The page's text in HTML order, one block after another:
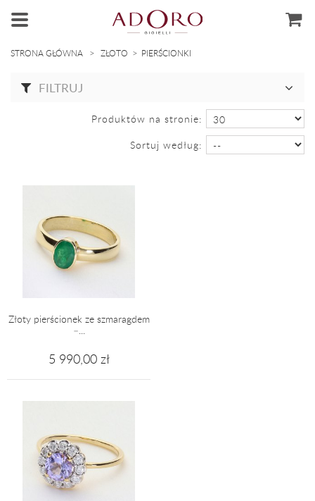
STRONA GŁÓWNA > ZŁOTO > PIERŚCIONKI
FILTRUJ
Produktów na stronie:
Sortuj według:
Złoty pierścionek ze szmaragdem
–...
5 990,00 zł